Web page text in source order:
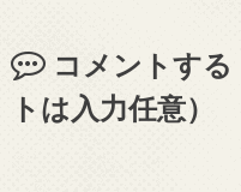
コメントする
トは入力任意）